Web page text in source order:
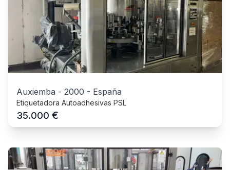
Auxiemba - 2000 - España
Etiquetadora Autoadhesivas PSL
35.000 €